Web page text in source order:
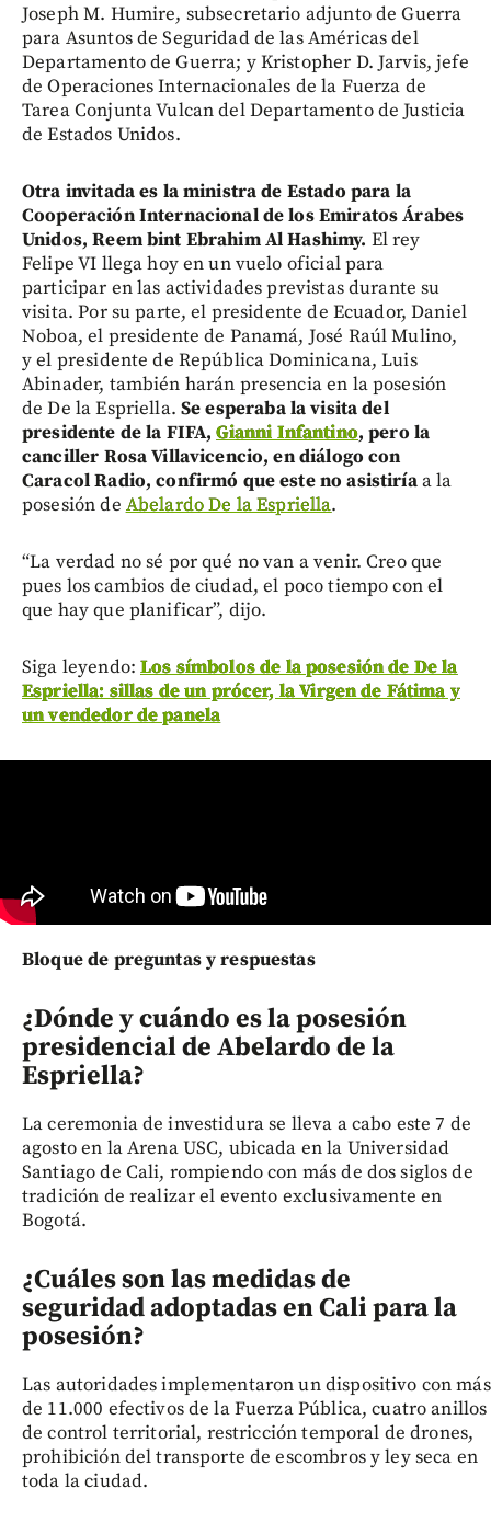
Joseph M. Humire, subsecretario adjunto de Guerra
para Asuntos de Seguridad de las Américas del
Departamento de Guerra; y Kristopher D. Jarvis, jefe
de Operaciones Internacionales de la Fuerza de
Tarea Conjunta Vulcan del Departamento de Justicia
de Estados Unidos.
Otra invitada es la ministra de Estado para la
Cooperación Internacional de los Emiratos Árabes
Unidos, Reem bint Ebrahim Al Hashimy. El rey
Felipe VI llega hoy en un vuelo oficial para
participar en las actividades previstas durante su
visita. Por su parte, el presidente de Ecuador, Daniel
Noboa, el presidente de Panamá, José Raúl Mulino,
y el presidente de República Dominicana, Luis
Abinader, también harán presencia en la posesión
de De la Espriella. Se esperaba la visita del
presidente de la FIFA,Gianni Infantino, pero la
canciller Rosa Villavicencio, en diálogo con
Caracol Radio, confirmó que este no asistiríaa la
posesión de Abelardo De la Espriella.
“La verdad no sé por qué no van a venir. Creo que
pues los cambios de ciudad, el poco tiempo con el
que hay que planificar”, dijo.
Siga leyendo:Los símbolos de la posesión de De la
Espriella: sillas de un prócer, la Virgen de Fátima y
un vendedor de panela
Bloque de preguntas y respuestas
¿Dónde y cuándo es la posesión
presidencial de Abelardo de la
Espriella?
La ceremonia de investidura se lleva a cabo este 7 de
agosto en la Arena USC, ubicada en la Universidad
Santiago de Cali, rompiendo con más de dos siglos de
tradición de realizar el evento exclusivamente en
Bogotá.
¿Cuáles son las medidas de
seguridad adoptadas en Cali para la
posesión?
Las autoridades implementaron un dispositivo con más
de 11.000 efectivos de la Fuerza Pública, cuatro anillos
de control territorial, restricción temporal de drones,
prohibición del transporte de escombros y ley seca en
toda la ciudad.